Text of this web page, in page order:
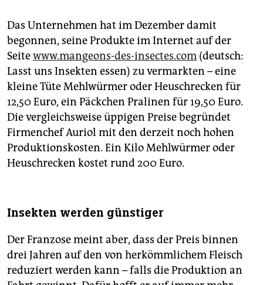
Das Unternehmen hat im Dezember damit
begonnen, seine Produkte im Internet auf der
Seitewww.mangeons-des-insectes.com (deutsch:
Lasst uns Insekten essen) zu vermarkten – eine
kleine Tüte Mehlwürmer oder Heuschrecken für
12,50 Euro, ein Päckchen Pralinen für 19,50 Euro.
Die vergleichsweise üppigen Preise begründet
Firmenchef Auriol mit den derzeit noch hohen
Produktionskosten. Ein Kilo Mehlwürmer oder
Heuschrecken kostet rund 200 Euro.
Insekten werden günstiger
Der Franzose meint aber, dass der Preis binnen
drei Jahren auf den von herkömmlichem Fleisch
reduziert werden kann – falls die Produktion an